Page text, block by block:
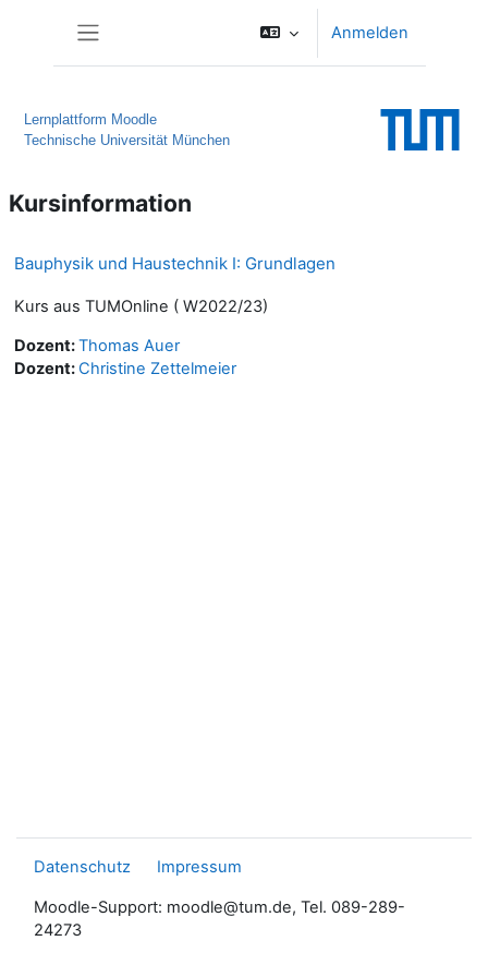
Anmelden
Lernplattform Moodle
Technische Universität München
Kursinformation
Bauphysik und Haustechnik I: Grundlagen
Kurs aus TUMOnline ( W2022/23)
Dozent:Thomas Auer
Dozent:Christine Zettelmeier
Datenschutz Impressum
Moodle-Support: moodle@tum.de, Tel. 089-289-
24273